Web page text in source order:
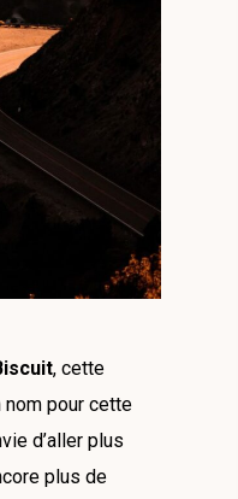
, cette
pour cette
d’aller plus
plus de